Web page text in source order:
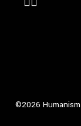
©2026